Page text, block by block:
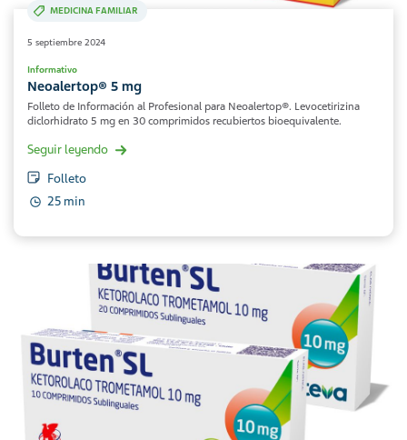
MEDICINA FAMILIAR
5 septiembre 2024
Informativo
Neoalertop® 5 mg
Folleto de Información al Profesional para Neoalertop®. Levocetirizina
diclorhidrato 5 mg en 30 comprimidos recubiertos bioequivalente.
Seguir leyendo
Folleto
25 min